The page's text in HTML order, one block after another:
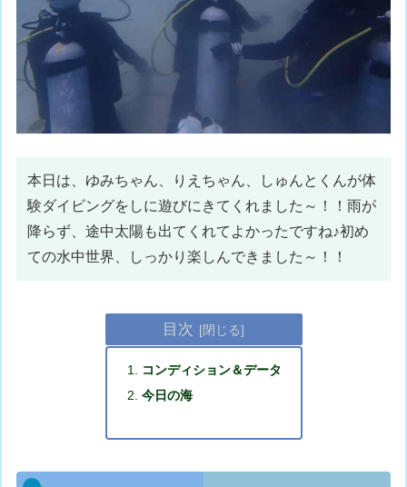
本日は、ゆみちゃん、りえちゃん、しゅんとくんが体
験ダイビングをしに遊びにきてくれました～！！雨が
降らず、途中太陽も出てくれてよかったですね♪初め
ての水中世界、しっかり楽しんできました～！！
目次
コンディション＆データ
今日の海